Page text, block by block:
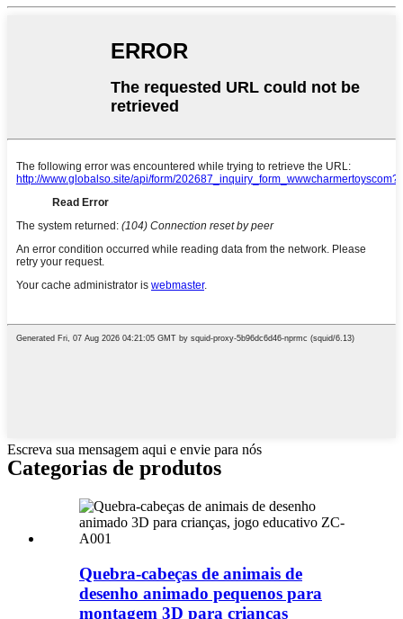
Escreva sua mensagem aqui e envie para nós
Categorias de produtos
Quebra-cabeças de animais de
desenho animado pequenos para
montagem 3D para crianças